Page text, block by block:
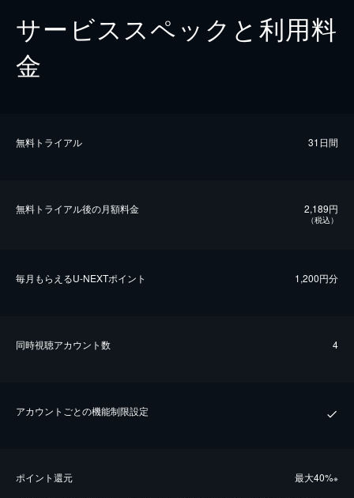
サービススペックと利用料
金
無料トライアル 31日間
無料トライアル後の⽉額料金 2,189円
（税込）
毎⽉もらえるU-NEXTポイント 1,200円分
同時視聴アカウント数 4
アカウントごとの機能制限設定
ポイント還元 最⼤40%※